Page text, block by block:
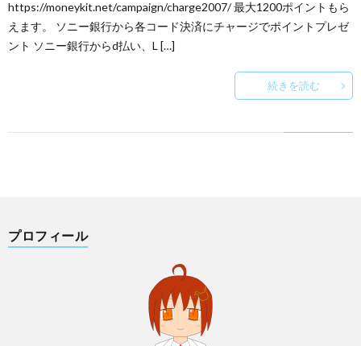
https://moneykit.net/campaign/charge2007/ 最大1200ポイントもら
えます。 ソニー銀行から各コード決済にチャージでポイントプレゼ
ント ソニー銀行からd払い、L […]
続きを読む
プロフィール